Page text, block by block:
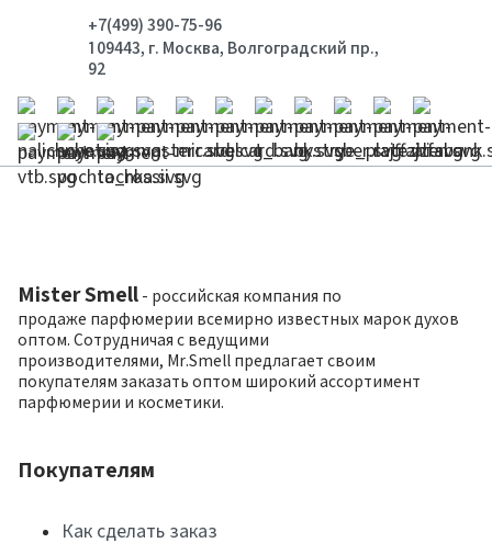
+7(499) 390-75-96
109443, г. Москва, Волгоградский пр.,
92
Mister Smell - российская компания по
продаже парфюмерии всемирно известных марок духов
оптом. Сотрудничая с ведущими
производителями, Mr.Smell предлагает своим
покупателям заказать оптом широкий ассортимент
парфюмерии и косметики.
Покупателям
Как сделать заказ